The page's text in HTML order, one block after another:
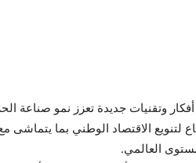
2025، إلى إطلاق أفكار وتقنيات جديدة تعزز نمو
العالمي.